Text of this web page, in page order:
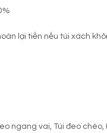
lại tiền nếu túi xách
ngang vai, Túi đeo